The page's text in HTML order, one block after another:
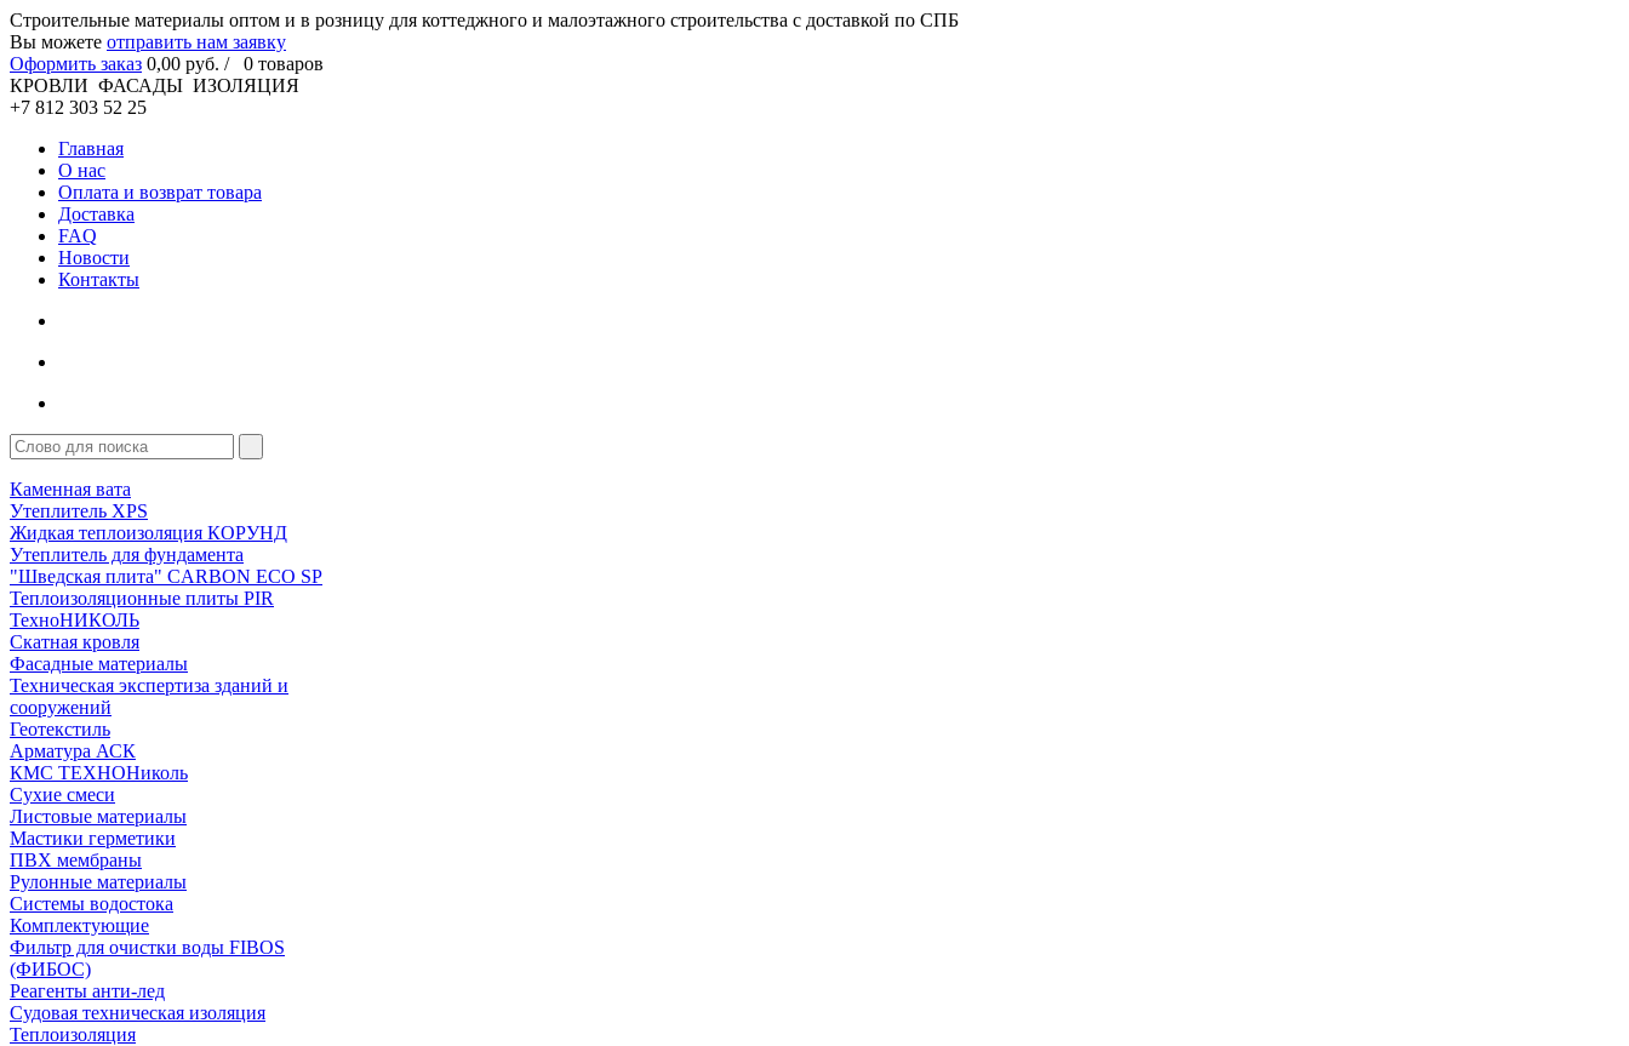
Cтроительные материалы оптом и в розницу для коттеджного и малоэтажного строительства с доставкой по СПБ
Вы можете отправить нам заявку
Оформить заказ 0,00 руб. / 0 товаров
КРОВЛИ ФАСАДЫ ИЗОЛЯЦИЯ
+7 812 303 52 25
Главная
О нас
Оплата и возврат товара
Доставка
FAQ
Новости
Контакты
Каменная вата
Утеплитель XPS
Жидкая теплоизоляция КОРУНД
Утеплитель для фундамента
"Шведская плита" CARBON ECO SP
Теплоизоляционные плиты PIR
ТехноНИКОЛЬ
Скатная кровля
Фасадные материалы
Техническая экспертиза зданий и
сооружений
Геотекстиль
Арматура АСК
КМС ТЕХНОНиколь
Сухие смеси
Листовые материалы
Мастики герметики
ПВХ мембраны
Рулонные материалы
Системы водостока
Комплектующие
Фильтр для очистки воды FIBOS
(ФИБОС)
Реагенты анти-лед
Судовая техническая изоляция
Теплоизоляция